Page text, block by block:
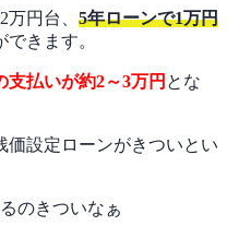
円台、 5年ローンで1万円
きます。
払いが約2～3万円 とな
価設定ローンがきついとい
のきついなぁ